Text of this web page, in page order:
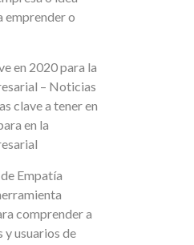
emprender o
en 2020 para la
– Noticias
clave a tener en
en la
Empatía
comprender a
y usuarios de